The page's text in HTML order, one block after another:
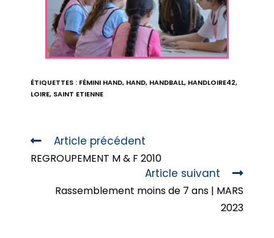
ÉTIQUETTES : FÉMINI HAND, HAND, HANDBALL, HANDLOIRE42,
LOIRE, SAINT ETIENNE
Article précédent
REGROUPEMENT M & F 2010
Article suivant
Rassemblement moins de 7 ans | MARS
2023